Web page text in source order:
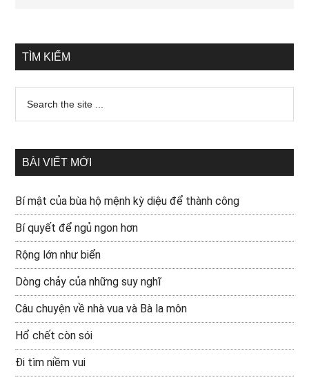
TÌM KIẾM
BÀI VIẾT MỚI
Bí mật của bùa hộ mệnh kỳ diệu để thành công
Bí quyết để ngủ ngon hơn
Rộng lớn như biển
Dòng chảy của những suy nghĩ
Câu chuyện về nhà vua và Bà la môn
Hổ chết còn sói
Đi tìm niềm vui